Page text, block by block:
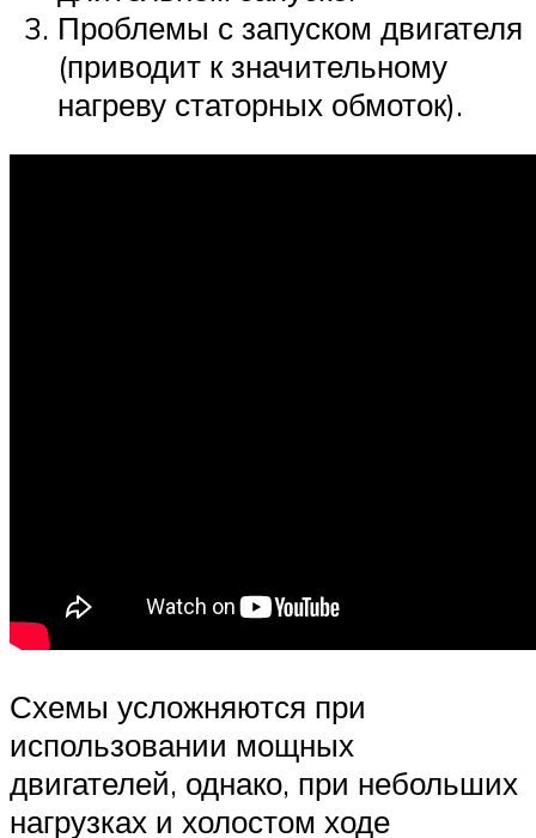
Проблемы с запуском двигателя
(приводит к значительному
нагреву статорных обмоток).
Схемы усложняются при
использовании мощных
двигателей, однако, при небольших
нагрузках и холостом ходе